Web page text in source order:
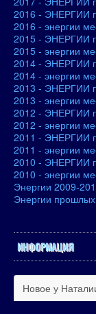
2016 - ЭНЕРГИИ
2016 - энергии
2015 - ЭНЕРГИИ
2015 - энергии
2014 - ЭНЕРГИИ
2014 - энергии
2013 - ЭНЕРГИИ
2013 - энергии
2012 - ЭНЕРГИИ
2012 - энергии
2011 - ЭНЕРГИИ
2011 - энергии
2010 - ЭНЕРГИИ
2010 - энергии
Энергии 2009-
Энергии
ИНФОРМАЦИЯ
Новое у